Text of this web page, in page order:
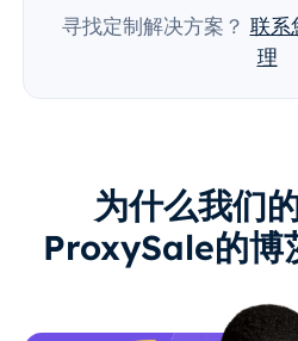
寻找定制解决方案？ 联系
理
为什么我们
ProxySale的博